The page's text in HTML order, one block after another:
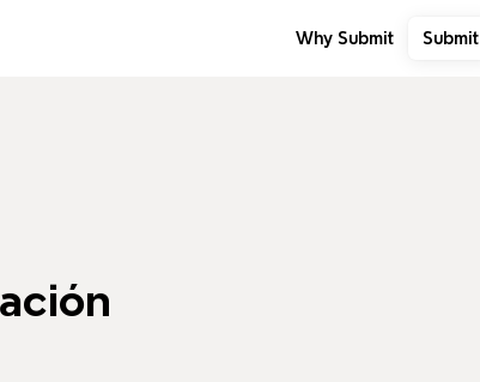
Why Submit Submit